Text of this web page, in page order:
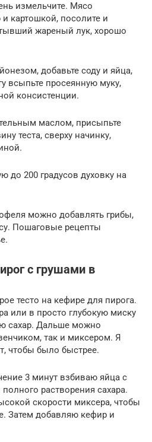
измельчите. Мясо
картошкой, посолите и
жареный лук, хорошо
добавьте соду и яйца,
всыпьте просеянную муку,
консистенции.
маслом, присыпьте
теста, сверху начинку,
до 200 градусов духовку на
можно добавлять грибы,
Пошаговые рецепты
с грушами в
тесто на кефире для пирога.
или в просто глубокую миску
сахар. Дальше можно
так и миксером. Я
чтобы было быстрее.
3 минут взбиваю яйца с
растворения сахара.
скорости миксера, чтобы
Затем добавляю кефир и